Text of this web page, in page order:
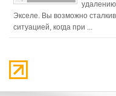
Экселе. Вы возможно
ситуацией, когда при ...